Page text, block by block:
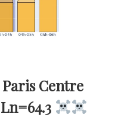
Centre
Ln=64.3